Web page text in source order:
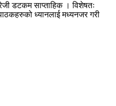
डटकम साप्ताहिक । विशेषतः
ध्यानलाई मध्यनजर गरी